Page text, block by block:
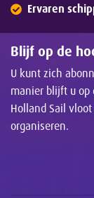
Ervaren
Blijf op de
U kunt zich
manier blijft u op
Holland Sail
organiseren.